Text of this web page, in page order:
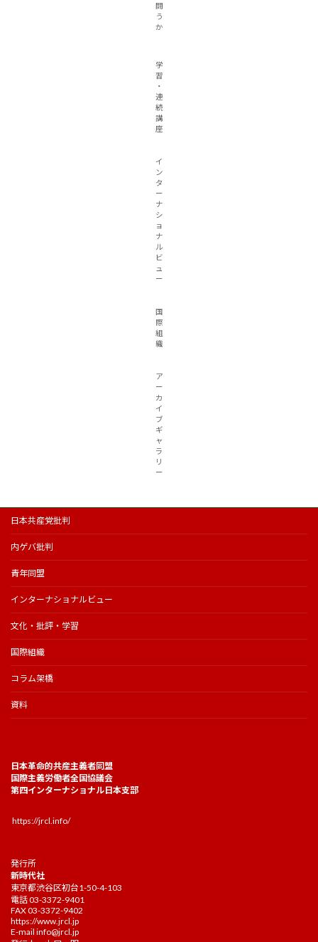
闘
う
か
学
習
・
連
続
講
座
イ
ン
タ
ー
ナ
シ
ョ
ナ
ル
ビ
ュ
ー
国
際
組
織
ア
ー
カ
イ
ブ
ギ
ャ
ラ
リ
ー
日本共産党批判
内ゲバ批判
青年同盟
インターナショナルビュー
文化・批評・学習
国際組織
コラム架橋
資料
日本革命的共産主義者同盟
国際主義労働者全国協議会
第四インターナショナル日本支部
https://jrcl.info/
発行所
新時代社
東京都渋谷区初台1-50-4-103
電話 03-3372-9401
FAX 03-3372-9402
https://www.jrcl.jp
E-mail info@jrcl.jp